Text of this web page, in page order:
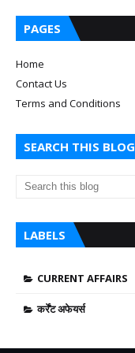
PAGES
Home
Contact Us
Terms and Conditions
SEARCH THIS BLOG
LABELS
CURRENT AFFAIRS
कर्रेंट अफेयर्स